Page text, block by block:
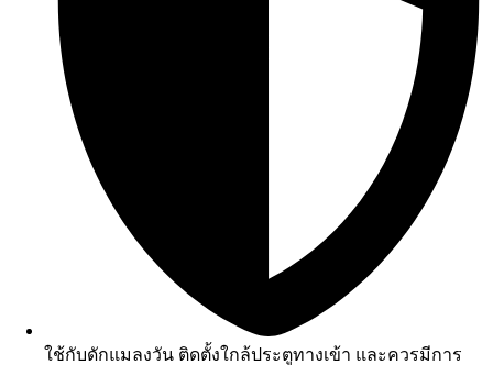
ใช้กับดักแมลงวัน ติดตั้งใกล้ประตูทางเข้า และควรมีการ